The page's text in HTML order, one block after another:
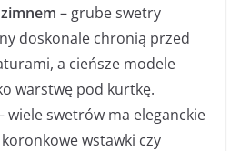
– grube swetry
doskonale chronią przed
a cieńsze modele
warstwę pod kurtkę.
wiele swetrów ma eleganckie
wstawki czy